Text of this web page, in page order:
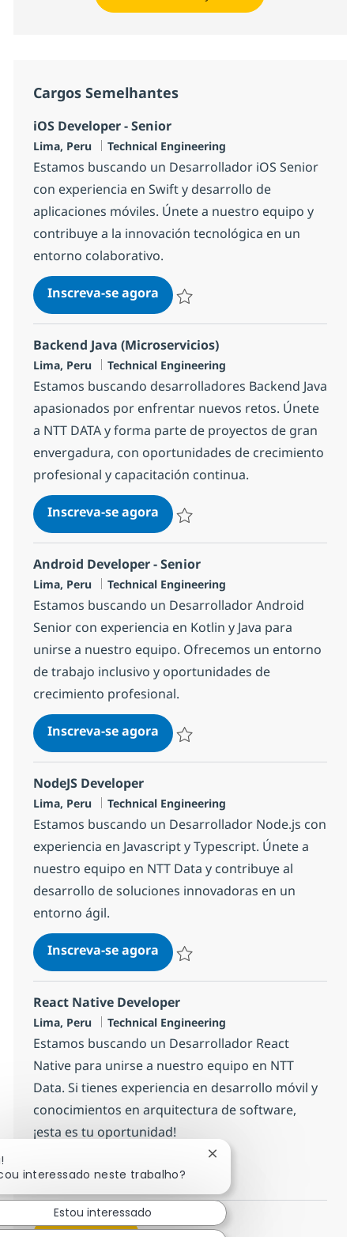
Cargos Semelhantes
iOS Developer - Senior
Localização
Lima, Peru Categoria
Technical Engineering
Estamos buscando un Desarrollador iOS Senior
con experiencia en Swift y desarrollo de
aplicaciones móviles. Únete a nuestro equipo y
contribuye a la innovación tecnológica en un
entorno colaborativo.
Inscreva-se agoraiOS Developer - Senior
Backend Java (Microservicios)
Localização
Lima, Peru Categoria
Technical Engineering
Estamos buscando desarrolladores Backend Java
apasionados por enfrentar nuevos retos. Únete
a NTT DATA y forma parte de proyectos de gran
envergadura, con oportunidades de crecimiento
profesional y capacitación continua.
Inscreva-se agoraBackend Java (Microservicios)
Android Developer - Senior
Localização
Lima, Peru Categoria
Technical Engineering
Estamos buscando un Desarrollador Android
Senior con experiencia en Kotlin y Java para
unirse a nuestro equipo. Ofrecemos un entorno
de trabajo inclusivo y oportunidades de
crecimiento profesional.
Inscreva-se agoraAndroid Developer - Senior
NodeJS Developer
Localização
Lima, Peru Categoria
Technical Engineering
Estamos buscando un Desarrollador Node.js con
experiencia en Javascript y Typescript. Únete a
nuestro equipo en NTT Data y contribuye al
desarrollo de soluciones innovadoras en un
entorno ágil.
Inscreva-se agoraNodeJS Developer
React Native Developer
Localização
Lima, Peru Categoria
Technical Engineering
Estamos buscando un Desarrollador React
Native para unirse a nuestro equipo en NTT
Data. Si tienes experiencia en desarrollo móvil y
conocimientos en arquitectura de software,
¡esta es tu oportunidad!
Inscreva-se agoraReact Native Developer
Salvar React Native Developer
interessado neste trabalho?
Fechar notificação de
Estou interessado